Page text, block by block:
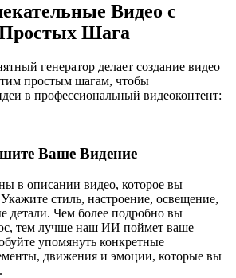
Видео с
Простых Шага
генератор делает создание видео
простым шагам, чтобы
в профессиональный видеоконтент:
Ваше Видение
в описании видео, которое вы
Укажите стиль, настроение, освещение,
детали. Чем более подробно вы
тем лучше наш ИИ поймет ваше
упомянуть конкретные
движения и эмоции, которые вы